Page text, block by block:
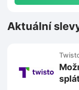
Aktuální